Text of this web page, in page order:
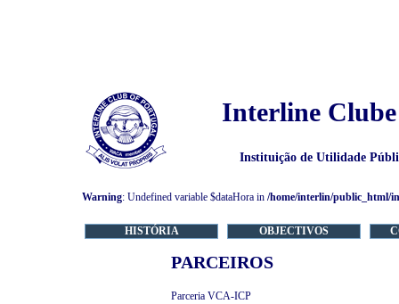
Interline
Instituição de Utilidade
Warning: Undefined variable $dataHora in /home/interlin/public_html/
HISTÓRIA OBJECTIVOS
PARCEIROS
Parceria VCA-ICP